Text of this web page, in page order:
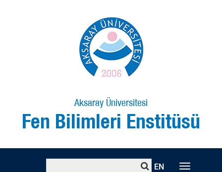
Aksaray Üniversitesi
Fen Bilimleri Enstitüsü
EN